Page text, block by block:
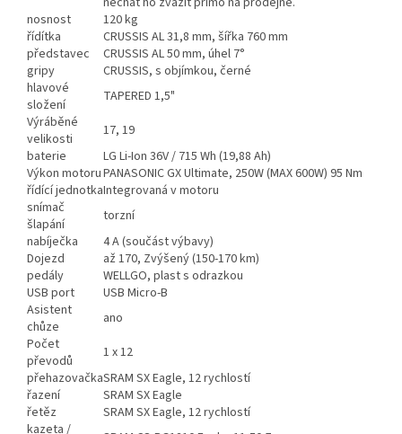
nosnost
120 kg
řídítka
CRUSSIS AL 31,8 mm, šířka 760 mm
představec
CRUSSIS AL 50 mm, úhel 7°
gripy
CRUSSIS, s objímkou, černé
hlavové
složení
TAPERED 1,5"
Výráběné
velikosti
17, 19
baterie
LG Li-Ion 36V / 715 Wh (19,88 Ah)
Výkon motoruPANASONIC GX Ultimate, 250W (MAX 600W) 95 Nm
řídící jednotkaIntegrovaná v motoru
snímač
šlapání
torzní
nabíječka
4 A (součást výbavy)
Dojezd
až 170, Zvýšený (150-170 km)
pedály
WELLGO, plast s odrazkou
USB port
USB Micro-B
Asistent
chůze
ano
Počet
převodů
1 x 12
přehazovačkaSRAM SX Eagle, 12 rychlostí
řazení
SRAM SX Eagle
řetěz
SRAM SX Eagle, 12 rychlostí
kazeta /